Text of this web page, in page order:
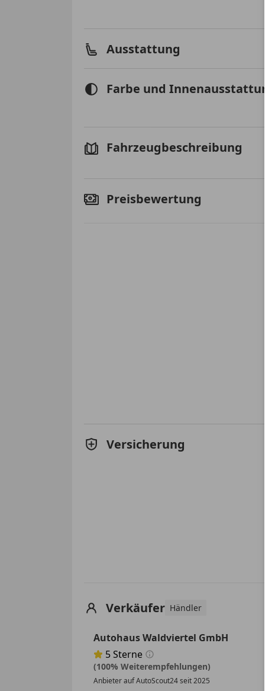
Ausstattung
Farbe und Innenausstattung
Fahrzeugbeschreibung
Preisbewertung
Versicherung
Verkäufer Händler
Autohaus Waldviertel GmbH
Sternebewertung 5 von 5
5Sterne
(100% Weiterempfehlungen)
Anbieter auf AutoScout24 seit 2025